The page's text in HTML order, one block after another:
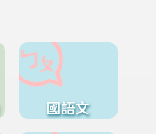
國語文